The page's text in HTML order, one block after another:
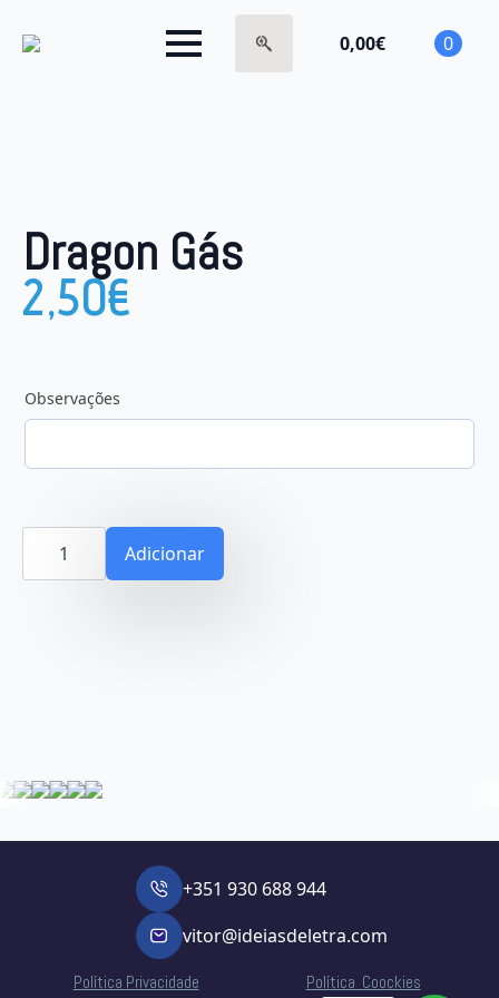
0,00€ 0
Dragon Gás
2,50€
Observações
Quantidade
Gás
Adicionar
+351 930 688 944
vitor@ideiasdeletra.com
Política Privacidade
Política Coockies